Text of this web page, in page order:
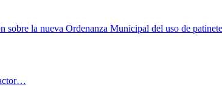
sobre la nueva Ordenanza Municipal del uso de